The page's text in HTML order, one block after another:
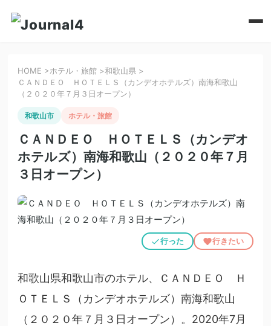
HOME >ホテル・旅館 >和歌山県 >
ＣＡＮＤＥＯ ＨＯＴＥＬＳ（カンデオホテルズ）南海和歌山
（２０２０年７月３日オープン）
和歌山市 ホテル・旅館
ＣＡＮＤＥＯ ＨＯＴＥＬＳ（カンデオ
ホテルズ）南海和歌山（２０２０年７月
３日オープン）
行った 行きたい
和歌山県和歌山市のホテル、ＣＡＮＤＥＯ Ｈ
ＯＴＥＬＳ（カンデオホテルズ）南海和歌山
（２０２０年７月３日オープン）。2020年7月